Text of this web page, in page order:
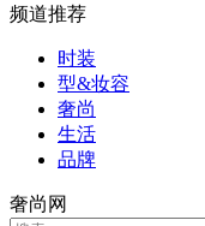
频道推荐
时装
型&妆容
奢尚
生活
品牌
奢尚网